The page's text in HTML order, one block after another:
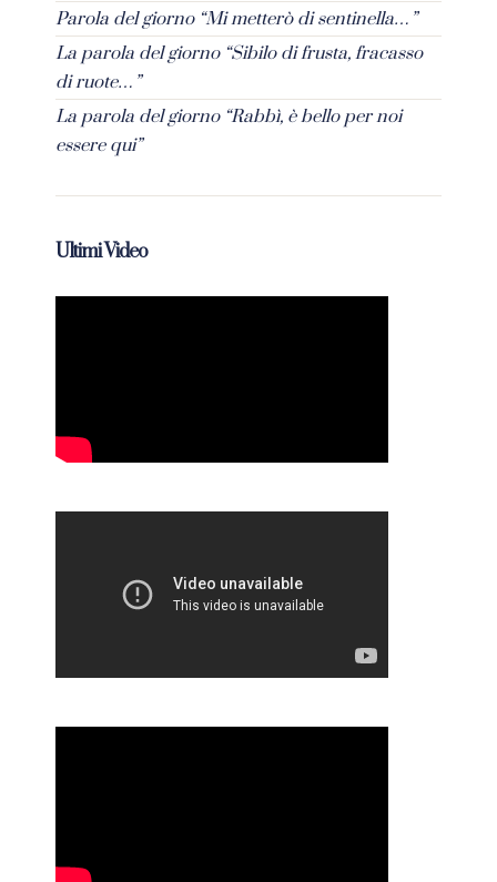
Parola del giorno “Mi metterò di sentinella…”
La parola del giorno “Sibilo di frusta, fracasso
di ruote…”
La parola del giorno “Rabbì, è bello per noi
essere qui”
Ultimi Video